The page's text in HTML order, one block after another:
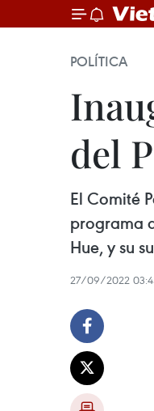
POLÍTICA
del
El Comité
programa
Hue, y su
27/09/2022